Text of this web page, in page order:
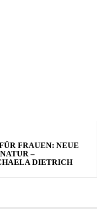
FRAUEN: NEUE
–
DIETRICH